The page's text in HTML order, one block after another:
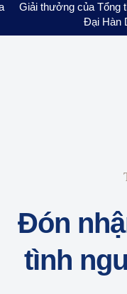
Giải thưởng của Tổng
Đại Hàn
Đón
tình